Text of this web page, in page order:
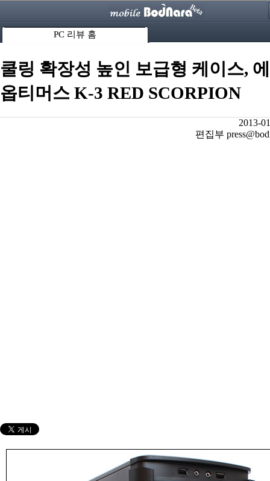
PC 리뷰 홈
쿨링 확장성 높인 보급형 케이스,
옵티머스 K-3 RED SCORPION
2013-
편집부